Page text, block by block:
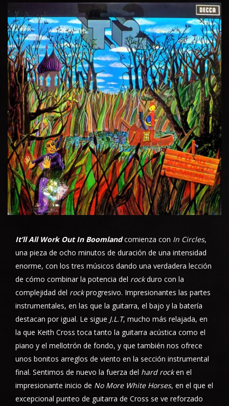
It’ll All Work Out In Boomlandcomienza con In Circles,
una pieza de ocho minutos de duración de una intensidad
enorme, con los tres músicos dando una verdadera lección
de cómo combinar la potencia del rockduro con la
complejidad del rockprogresivo. Impresionantes las partes
instrumentales, en las que la guitarra, el bajo y la batería
destacan por igual. Le sigue J.L.T, mucho más relajada, en
la que Keith Cross toca tanto la guitarra acústica como el
piano y el mellotrón de fondo, y que también nos ofrece
unos bonitos arreglos de viento en la sección instrumental
final. Sentimos de nuevo la fuerza del hard rocken el
impresionante inicio de No More White Horses, en el que el
excepcional punteo de guitarra de Cross se ve reforzado